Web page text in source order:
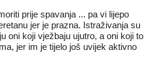
prije spavanja ... pa vi lijepo
jer je prazna. Istraživanja su
oni koji vježbaju ujutro, a oni koji to
jer im je tijelo još uvijek aktivno